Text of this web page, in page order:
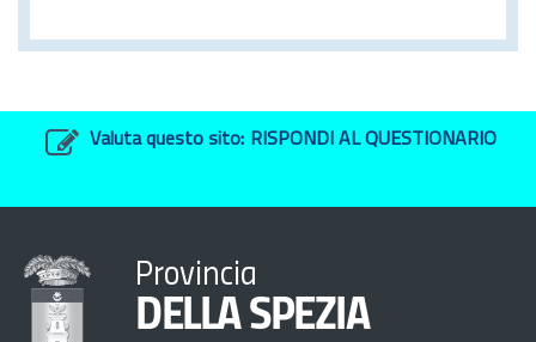
Valuta questo sito: RISPONDI AL QUESTIONARIO
Provincia
DELLA SPEZIA